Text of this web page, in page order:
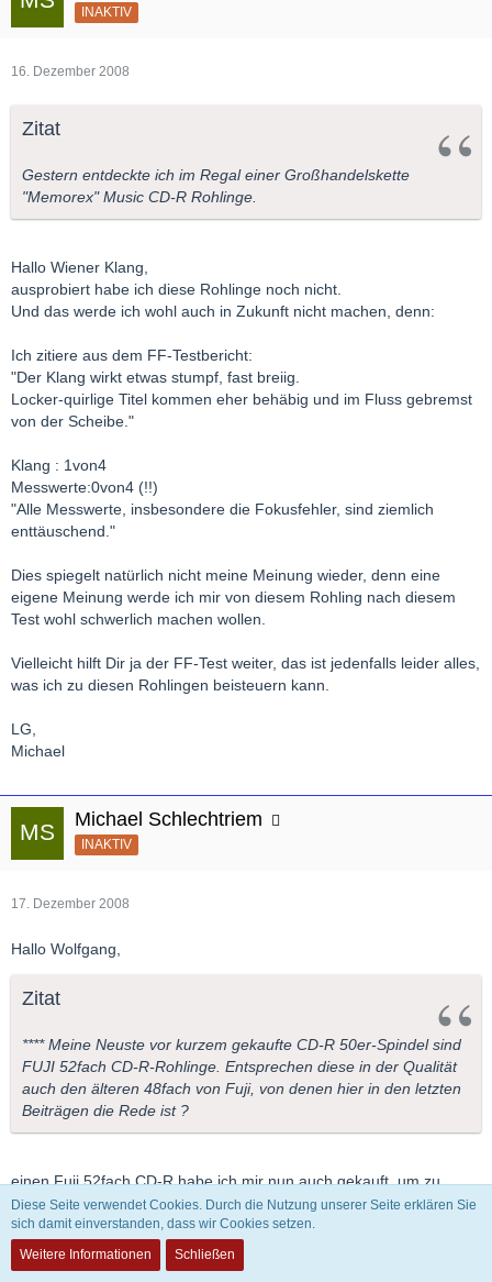
INAKTIV
16. Dezember 2008
Zitat
Gestern entdeckte ich im Regal einer Großhandelskette
"Memorex" Music CD-R Rohlinge.
Hallo Wiener Klang,
ausprobiert habe ich diese Rohlinge noch nicht.
Und das werde ich wohl auch in Zukunft nicht machen, denn:
Ich zitiere aus dem FF-Testbericht:
"Der Klang wirkt etwas stumpf, fast breiig.
Locker-quirlige Titel kommen eher behäbig und im Fluss gebremst
von der Scheibe."
Klang : 1von4
Messwerte:0von4 (!!)
"Alle Messwerte, insbesondere die Fokusfehler, sind ziemlich
enttäuschend."
Dies spiegelt natürlich nicht meine Meinung wieder, denn eine
eigene Meinung werde ich mir von diesem Rohling nach diesem
Test wohl schwerlich machen wollen.
Vielleicht hilft Dir ja der FF-Test weiter, das ist jedenfalls leider alles,
was ich zu diesen Rohlingen beisteuern kann.
LG,
Michael
Michael Schlechtriem
INAKTIV
17. Dezember 2008
Hallo Wolfgang,
Zitat
**** Meine Neuste vor kurzem gekaufte CD-R 50er-Spindel sind
FUJI 52fach CD-R-Rohlinge. Entsprechen diese in der Qualität
auch den älteren 48fach von Fuji, von denen hier in den letzten
Beiträgen die Rede ist ?
einen Fuji 52fach CD-R habe ich mir nun auch gekauft, um zu
wissen, welche Art Rohling dies nun ist.
Es handelt sich nicht mehr um Taiyo Yuden-Rohlinge wie bei den
48fach-Rohlingen, sondern um Daxon-Rohlinge.
Diese Seite verwendet Cookies. Durch die Nutzung unserer Seite erklären Sie
sich damit einverstanden, dass wir Cookies setzen.
Weitere Informationen
Schließen